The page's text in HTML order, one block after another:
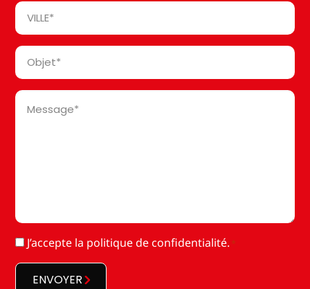
Ville
Objet
Message
RGPD
J’accepte la politique de confidentialité. *
ENVOYER